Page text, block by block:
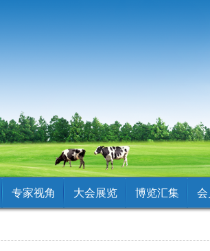
专家视角 大会展览 博览汇集 会